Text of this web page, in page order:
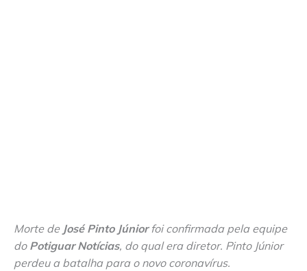
Morte de José Pinto Júniorfoi confirmada pela equipe
do Potiguar Notícias, do qual era diretor. Pinto Júnior
perdeu a batalha para o novo coronavírus.